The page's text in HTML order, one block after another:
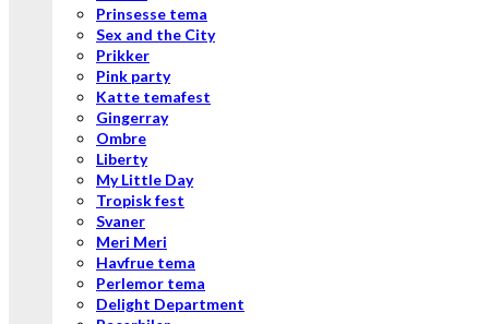
Prinsesse tema
Sex and the City
Prikker
Pink party
Katte temafest
Gingerray
Ombre
Liberty
My Little Day
Tropisk fest
Svaner
Meri Meri
Havfrue tema
Perlemor tema
Delight Department